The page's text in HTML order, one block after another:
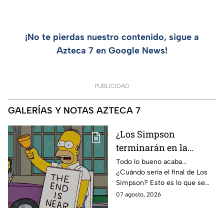
¡No te pierdas nuestro contenido, sigue a
Azteca 7 en Google News!
PUBLICIDAD
GALERÍAS Y NOTAS AZTECA 7
¿Los Simpson
terminarán en la
temporada 40? Actriz
de Bart Simpson da
IMPACTANTE
declaración
Todo lo bueno acaba...
¿Cuándo sería el final de Los
Simpson? Esto es lo que se
sabe:
07 agosto, 2026